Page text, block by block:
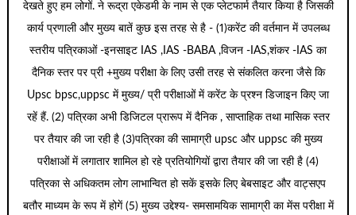
देखते हुए हम लोगों. ने रूद्रा एकेडमी के नाम से एक प्लेटफार्म तैयार किया है जिसकी
कार्य प्रणाली और मुख्य बातें कुछ इस तरह से है - (1)करेंट की वर्तमान में उपलब्ध
स्तरीय पत्रिकाओं -इनसाइट IAS ,IAS -BABA ,विजन -IAS,शंकर -IAS का
दैनिक स्तर पर प्री +मुख्य परीक्षा के लिए उसी तरह से संकलित करना जैसे कि
Upsc bpsc,uppsc में मुख्य/ प्री परीक्षाओं में करेंट के प्रश्न डिजाइन किए जा
रहें हैं. (2) पत्रिका अभी डिजिटल प्रारूप में दैनिक , साप्ताहिक तथा मासिक स्तर
पर तैयार की जा रही है (3)पत्रिका की सामाग्री upsc और uppsc की मुख्य
परीक्षाओं में लगातार शामिल हो रहे प्रतियोगियों द्वारा तैयार की जा रही है (4)
पत्रिका से अधिकतम लोग लाभान्वित हो सकें इसके लिए बेबसाइट और वाट्सएप
बतौर माध्यम के रूप में होगें (5) मुख्य उद्देश्य- समसामयिक सामाग्री का मेंस परीक्षा में